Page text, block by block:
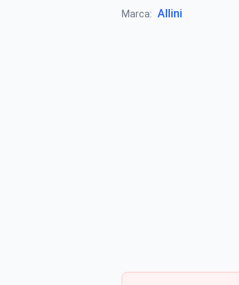
Marca: Allini